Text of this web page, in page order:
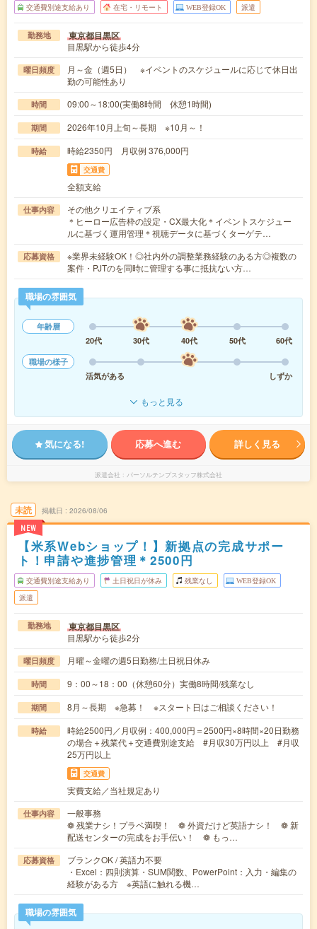
交通費別途支給あり 在宅・リモート WEB登録OK 派遣
勤務地 東京都目黒区
目黒駅から徒歩4分
曜日頻度
月～金（週5日） ※イベントのスケジュールに応じて休日出
勤の可能性あり
時間 09:00～18:00(実働8時間 休憩1時間)
期間 2026年10月上旬～長期 ※10月～！
時給 時給2350円 月収例 376,000円
交通費
全額支給
仕事内容
その他クリエイティブ系
＊ヒーロー広告枠の設定・CX最大化＊イベントスケジュー
ルに基づく運用管理＊視聴データに基づくターゲテ…
応募資格
※業界未経験OK！◎社内外の調整業務経験のある方◎複数の
案件・PJTのを同時に管理する事に抵抗ない方…
職場の雰囲気
年齢層
20代
30代 40代 50代
60代
職場の様子
活気がある
しずか
もっと見る
気になる! 応募へ進む 詳しく見る
派遣会社 パーソルテンプスタッフ株式会社
未読
NEW
掲載日 2026/08/06
【米系Webショップ！】新拠点の完成サポー
ト！申請や進捗管理＊2500円
交通費別途支給あり 土日祝日が休み 残業なし WEB登録OK
派遣
勤務地 東京都目黒区
目黒駅から徒歩2分
曜日頻度 月曜～金曜の週5日勤務/土日祝日休み
時間 9：00～18：00（休憩60分）実働8時間/残業なし
期間 8月～長期 ※急募！ ※スタート日はご相談ください！
時給
時給2500円／月収例：400,000円＝2500円×8時間×20日勤務
の場合＋残業代＋交通費別途支給 #月収30万円以上 #月収
25万円以上
交通費
実費支給／当社規定あり
仕事内容
一般事務
❁ 残業ナシ！プラベ満喫！ ❁ 外資だけど英語ナシ！ ❁ 新
配送センターの完成をお手伝い！ ❁ もっ…
応募資格
ブランクOK / 英語力不要
・Excel：四則演算・SUM関数、PowerPoint：入力・編集の
経験がある方 ※英語に触れる機…
職場の雰囲気